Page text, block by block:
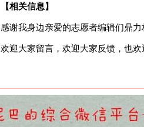
【相关信息】
感谢我身边亲爱的志愿者编辑们鼎
欢迎大家留言，欢迎大家反馈，也